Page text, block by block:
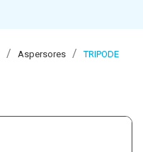
Aspersores
TRIPODE